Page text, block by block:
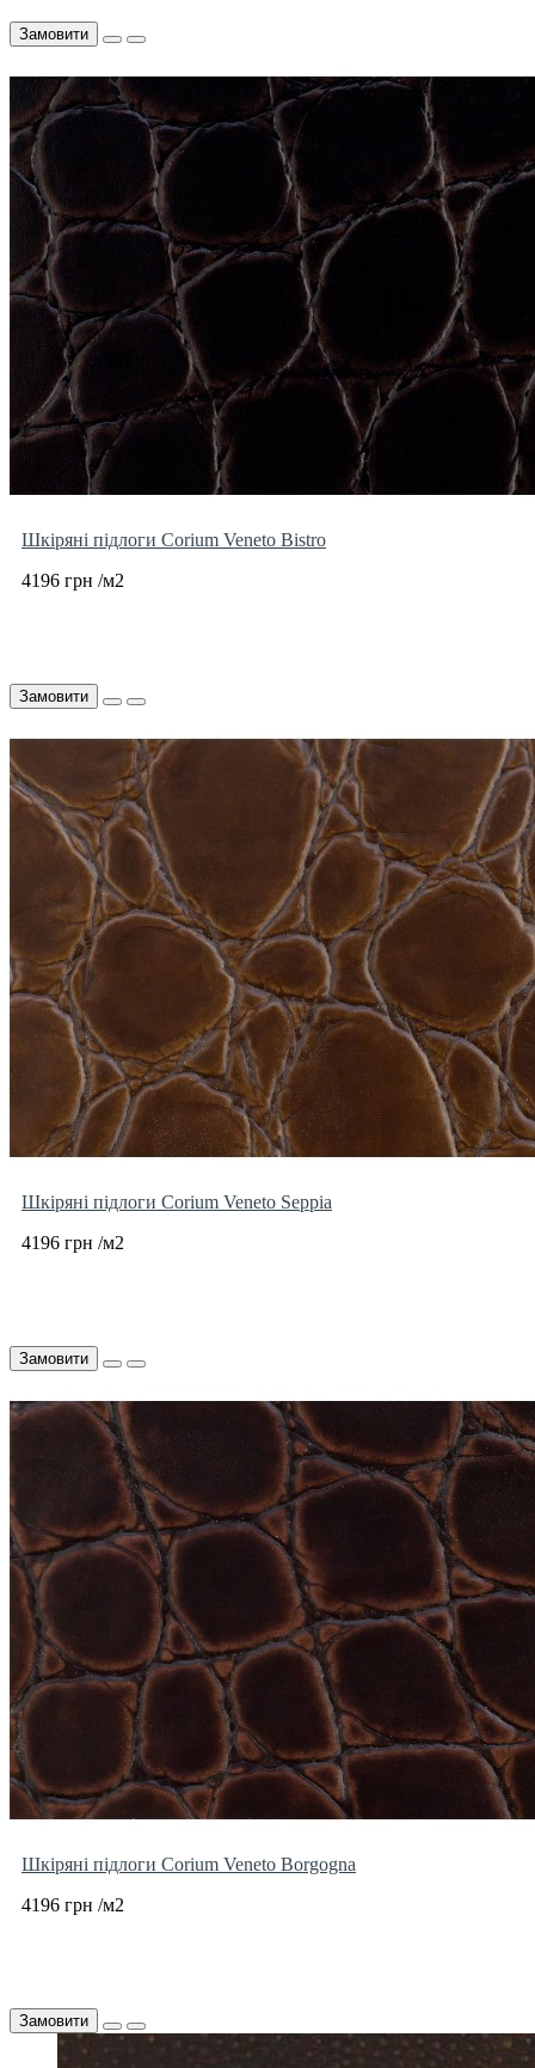
Замовити
Шкіряні підлоги Corium Veneto Bistro
4196 грн /м2
Замовити
Шкіряні підлоги Corium Veneto Seppia
4196 грн /м2
Замовити
Шкіряні підлоги Corium Veneto Borgogna
4196 грн /м2
Замовити